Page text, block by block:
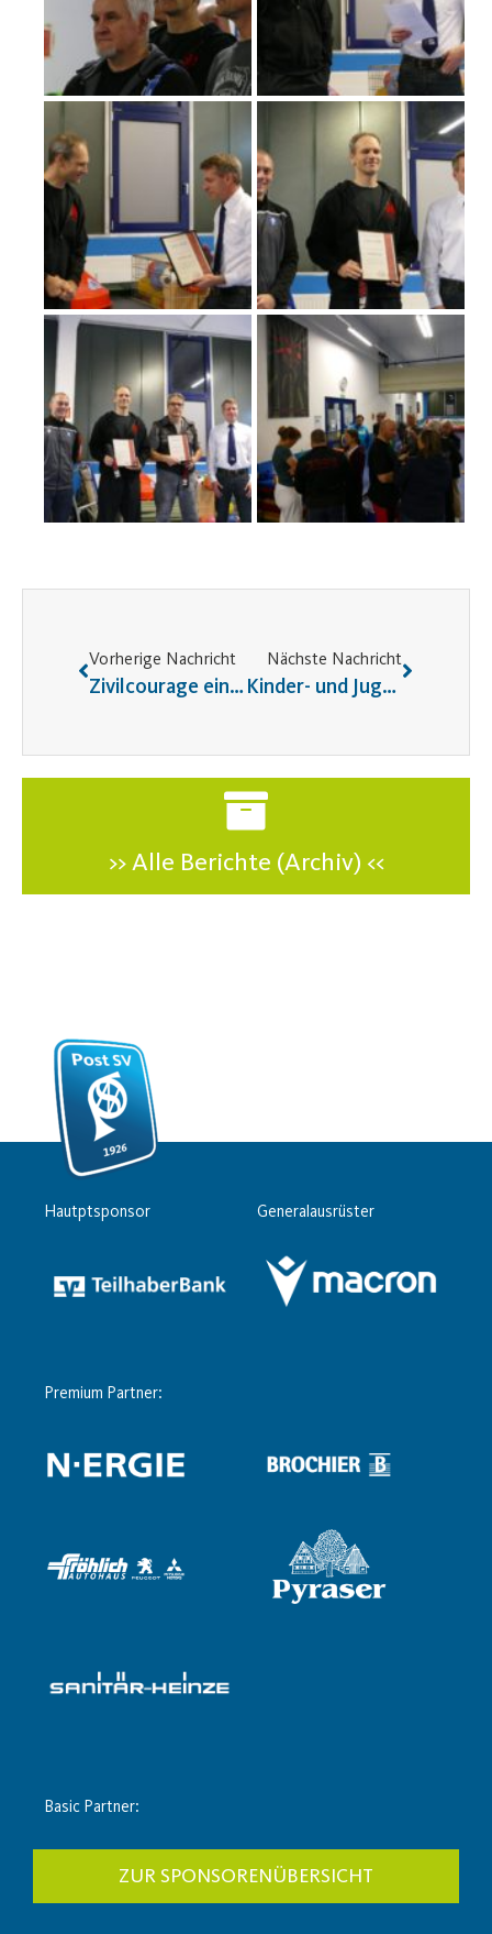
Vorherige Nachricht
Zivilcourage einmal anders – Helfen will gelernt sein!
Nächste Nachricht
Kinder- und Jugendevent 2019: „Duo-Wettkampf“
>> Alle Berichte (Archiv) <<
Hautptsponsor Generalausrüster
Premium Partner:
Basic Partner:
ZUR SPONSORENÜBERSICHT